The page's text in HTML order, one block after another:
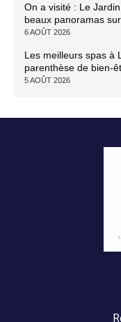
On a visité : Le
beaux panoramas
6 AOÛT 2026
Les meilleurs spas à
parenthèse de bien-
5 AOÛT 2026